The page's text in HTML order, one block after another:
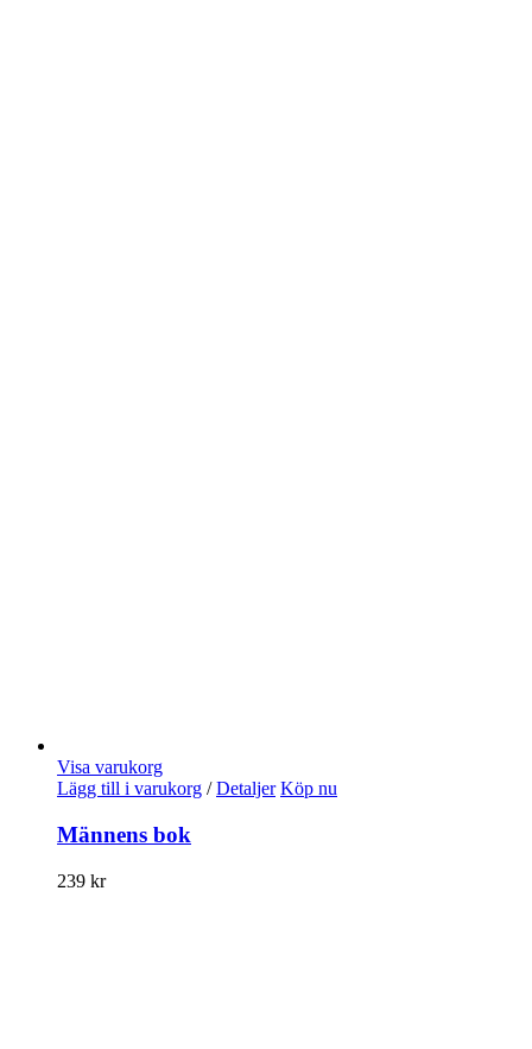
Visa varukorg
Lägg till i varukorg / Detaljer Köp nu
Männens bok
239 kr